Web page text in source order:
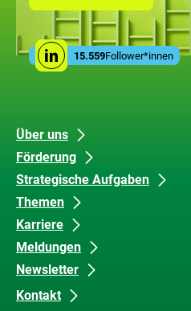
Seite
den
Leistungen
der
ZUG
Social
MediaLinkedin
15.559Follower*innen
Unsere
Inhalte
Über uns
Förderung
Strategische Aufgaben
Themen
Karriere
Meldungen
Newsletter
Datenschutz
und
Barrierefreiheit
Kontakt